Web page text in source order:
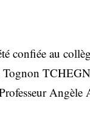
confiée au
Tognon